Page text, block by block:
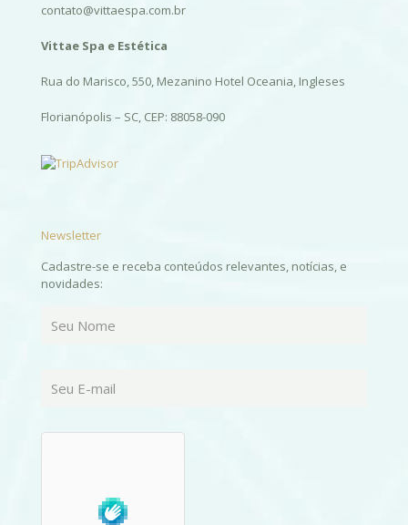
contato@vittaespa.com.br
Vittae Spa e Estética
Rua do Marisco, 550, Mezanino Hotel Oceania, Ingleses
Florianópolis – SC, CEP: 88058-090
Newsletter
Cadastre-se e receba conteúdos relevantes, notícias, e
novidades: